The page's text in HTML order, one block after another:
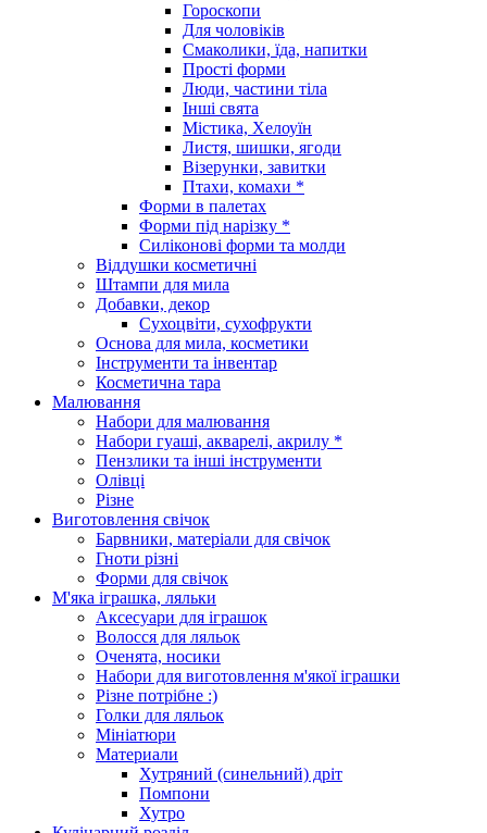
Гороскопи
Для чоловіків
Смаколики, їда, напитки
Прості форми
Люди, частини тіла
Інші свята
Містика, Хелоуїн
Листя, шишки, ягоди
Візерунки, завитки
Птахи, комахи *
Форми в палетах
Форми під нарізку *
Силіконові форми та молди
Віддушки косметичні
Штампи для мила
Добавки, декор
Сухоцвіти, сухофрукти
Основа для мила, косметики
Інструменти та інвентар
Косметична тара
Малювання
Набори для малювання
Набори гуаші, акварелі, акрилу *
Пензлики та інші інструменти
Олівці
Різне
Виготовлення свічок
Барвники, матеріали для свічок
Гноти різні
Форми для свічок
М'яка іграшка, ляльки
Аксесуари для іграшок
Волосся для ляльок
Оченята, носики
Набори для виготовлення м'якої іграшки
Різне потрібне :)
Голки для ляльок
Мініатюри
Материали
Хутряний (синельний) дріт
Помпони
Хутро